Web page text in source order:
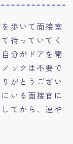
歩いて面接室
待っていてく
分がドアを開
ックは不要で
がとうござい
いる面接官に
てから、速や